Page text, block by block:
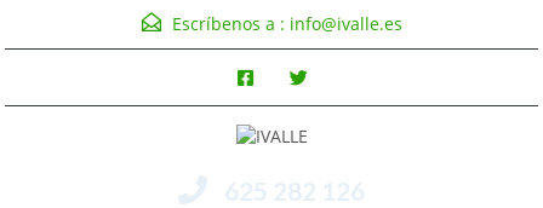
Escríbenos a : info@ivalle.es
625 282 126